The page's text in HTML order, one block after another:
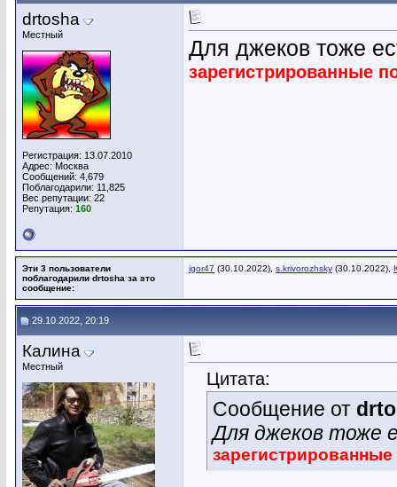
drtosha
Местный
Регистрация: 13.07.2010
Адрес: Москва
Сообщений: 4,679
Поблагодарили: 11,825
Вес репутации: 22
Репутация: 160
Для джеков тоже
зарегистрированные
Эти 3 пользователи
поблагодарили drtosha за это
сообщение:
igor47 (30.10.2022), s.krivorozhsky (30.10.2022),
29.10.2022, 20:19
Калина
Местный
Цитата:
Сообщение от
Для джеков тоже